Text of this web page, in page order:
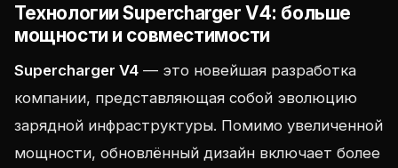
Технологии Supercharger V4: больше
мощности и совместимости
Supercharger V4 — это новейшая разработка
компании, представляющая собой эволюцию
зарядной инфраструктуры. Помимо увеличенной
мощности, обновлённый дизайн включает более